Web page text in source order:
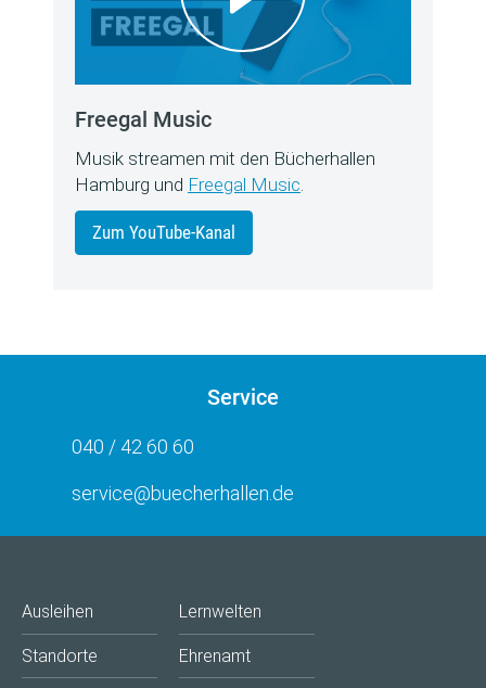
Freegal Music
Musik streamen mit den Bücherhallen
Hamburg und Freegal Music
Zum YouTube-Kanal
Service
040 / 42 60 60
service@buecherhallen.de
Ausleihen
Standorte
Lernwelten
Ehrenamt